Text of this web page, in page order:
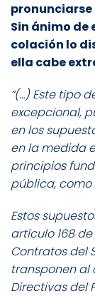
pronunciarse
Sin ánimo
colación lo
ella cabe
“(…) Este tipo
excepcional,
en los
en la medida
principios
pública,
Estos
artículo 168
Contratos del
transponen al
Directivas del